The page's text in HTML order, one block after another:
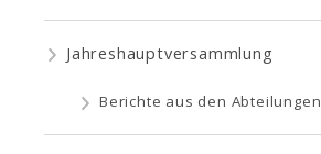
Jahreshauptversammlung
Berichte aus den Abteilungen